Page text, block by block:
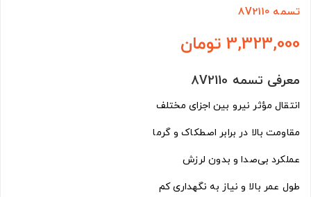
تسمه 8V2110
3,323,000 تومان
معرفی تسمه 8V2110
انتقال مؤثر نیرو بین اجزای مختلف
مقاومت بالا در برابر اصطکاک و گرما
عملکرد بی‌صدا و بدون لرزش
طول عمر بالا و نیاز به نگهداری کم